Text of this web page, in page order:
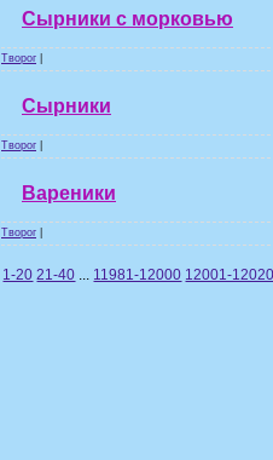
Сырники с морковью
Творог
Сырники
Творог
Вареники
Творог
1-20 21-40 ... 11981-12000 12001-